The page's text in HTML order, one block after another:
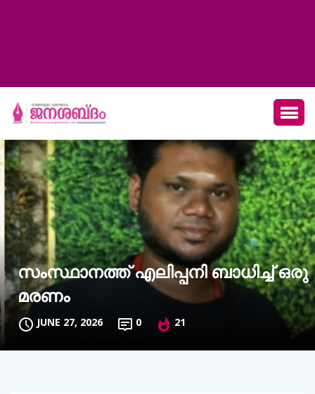
സംസ്ഥാനത്ത് എലിപ്പനി ബാധിച്ച് ഒരു
മരണം
JUNE 27, 2026 0 21